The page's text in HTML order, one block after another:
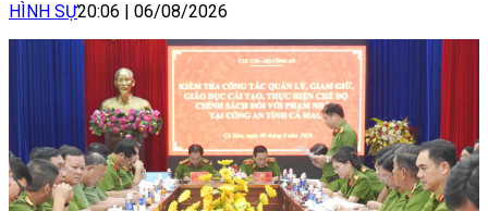
HÌNH SỰ20:06 06/08/2026